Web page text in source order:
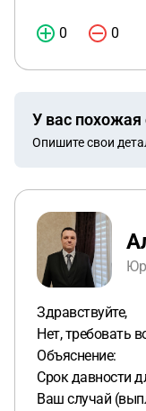
0 0
У вас похожая
Опишите свои
Здравствуйте,
Нет, требовать
Объяснение:
Срок давности
Ваш случай